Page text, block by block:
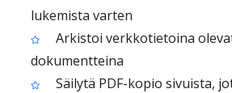
lukemista varten
Arkistoi verkkotietoina
dokumentteina
Säilytä PDF-kopio sivuista,